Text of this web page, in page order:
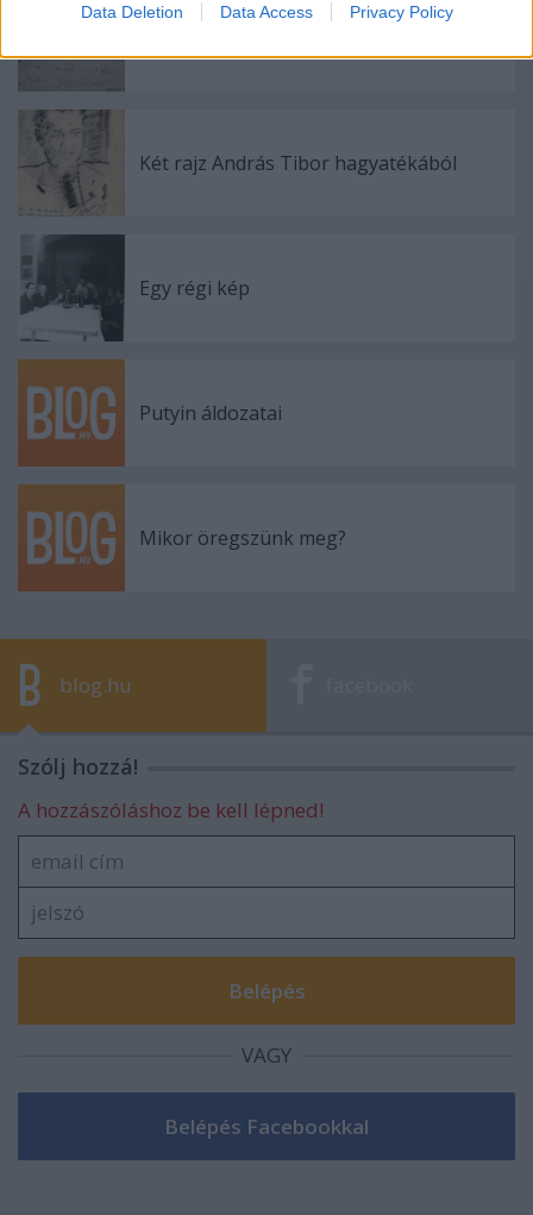
Data Deletion Data Access Privacy Policy
Két rajz András Tibor hagyatékából
Egy régi kép
Putyin áldozatai
Mikor öregszünk meg?
blog.hu
Szólj hozzá!
A hozzászóláshoz be kell lépned!
VAGY